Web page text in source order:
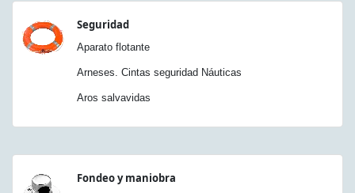
Seguridad
Aparato flotante
Arneses. Cintas seguridad Náuticas
Aros salvavidas
Fondeo y maniobra